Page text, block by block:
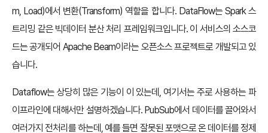
m, Load)에서 변환(Transform) 역할을 합니다. DataFlow는 Spark 스
트리밍 같은 빅데이터 분산 처리 프레임워크입니다. 이 서비스의 소스코
드는 공개되어 Apache Beam이라는 오픈소스 프로젝트로 개발되고 있
습니다.
Dataflow는 상당히 많은 기능이 이 있는데, 여기서는 주로 사용하는 파
이프라인에 대해서만 설명하겠습니다. PubSub에서 데이터를 끌어와서
여러가지 전처리를 하는데, 예를 들면 잘못된 포맷으로 온 데이터를 정제